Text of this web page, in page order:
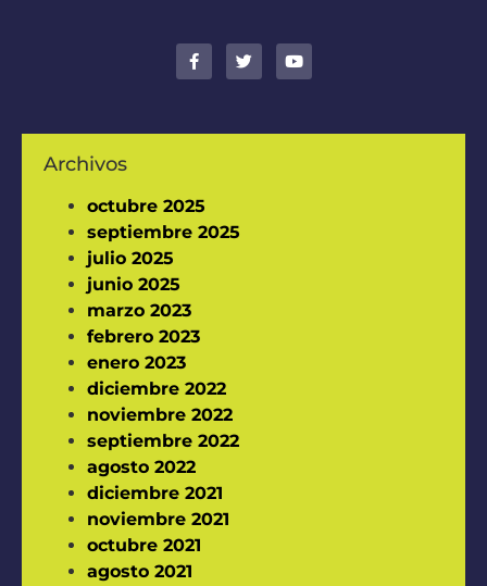
Archivos
octubre 2025
septiembre 2025
julio 2025
junio 2025
marzo 2023
febrero 2023
enero 2023
diciembre 2022
noviembre 2022
septiembre 2022
agosto 2022
diciembre 2021
noviembre 2021
octubre 2021
agosto 2021